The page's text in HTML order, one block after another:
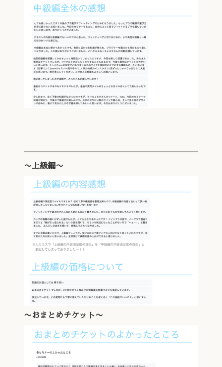
〜上級編〜
〜おまとめチケット〜